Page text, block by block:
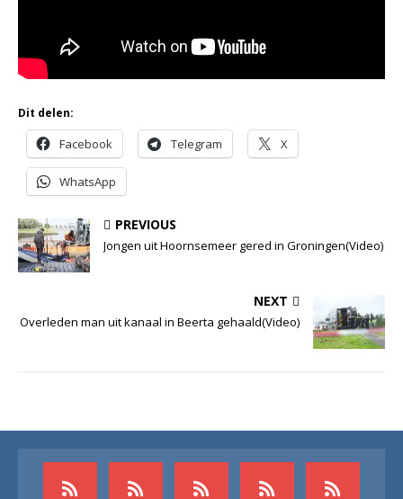
Dit delen:
Facebook Telegram X
WhatsApp
PREVIOUS
Jongen uit Hoornsemeer gered in Groningen(Video)
NEXT
Overleden man uit kanaal in Beerta gehaald(Video)